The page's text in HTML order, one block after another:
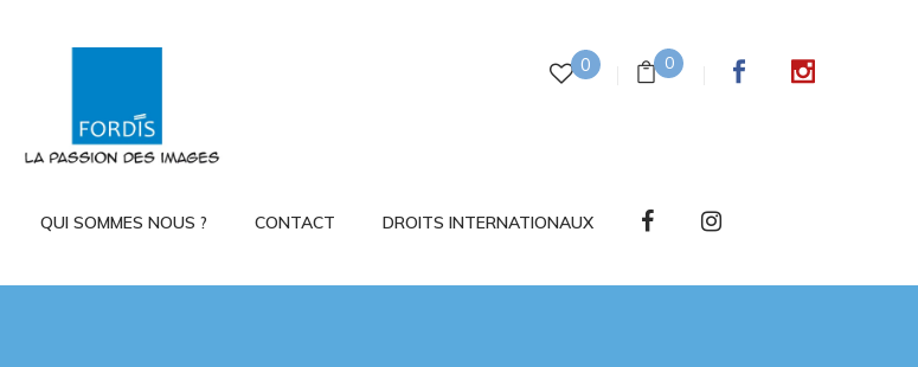
0 0
QUI SOMMES NOUS ? CONTACT DROITS INTERNATIONAUX